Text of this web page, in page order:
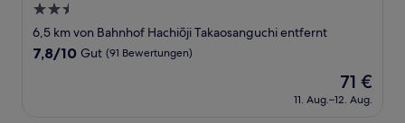
2.5-
Sterne-
Unterkunft
6,5 km von Bahnhof Hachiōji Takaosanguchi entfernt
7.8
7,8/10 Gut (91 Bewertungen)
Der
Preis
beträgt
71 €
11. Aug.–12. Aug.